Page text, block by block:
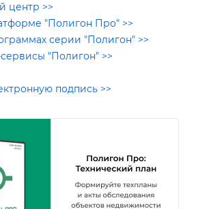
центр >>
"Полигон Про" >>
серии "Полигон" >>
"Полигон" >>
подпись >>